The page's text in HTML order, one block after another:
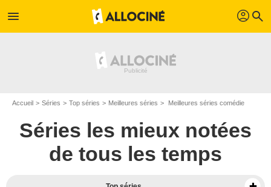
menu profil search
Accueil Séries Top séries Meilleures séries Meilleures séries comédie
Séries les mieux notées
de tous les temps